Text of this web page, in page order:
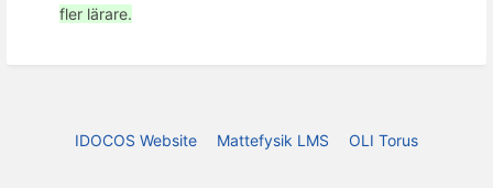
fler lärare.
IDOCOS Website Mattefysik LMS OLI Torus